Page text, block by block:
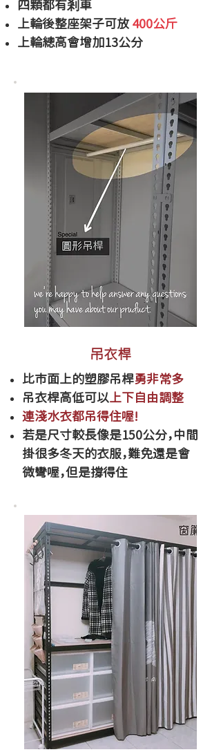
四顆都有剎車
​上輪後整座架子可放 400公斤
上輪總高會增加13公分
吊衣桿
比市面上的塑膠吊桿勇非常多
​吊衣桿高低可以上下自由調整
連淺水衣都吊得住喔!
若是尺寸較長像是150公分，中間
掛很多冬天的衣服，難免還是會
微彎喔，但是撐得住